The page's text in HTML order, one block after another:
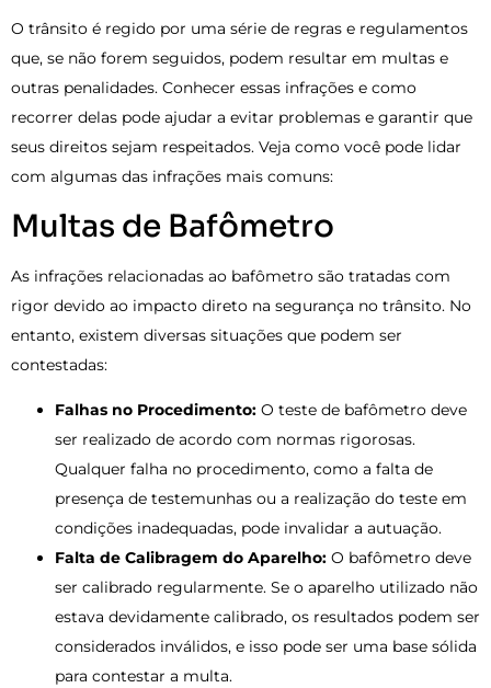
O trânsito é regido por uma série de regras e regulamentos
que, se não forem seguidos, podem resultar em multas e
outras penalidades. Conhecer essas infrações e como
recorrer delas pode ajudar a evitar problemas e garantir que
seus direitos sejam respeitados. Veja como você pode lidar
com algumas das infrações mais comuns:
Multas de Bafômetro
As infrações relacionadas ao bafômetro são tratadas com
rigor devido ao impacto direto na segurança no trânsito. No
entanto, existem diversas situações que podem ser
contestadas:
Falhas no Procedimento: O teste de bafômetro deve
ser realizado de acordo com normas rigorosas.
Qualquer falha no procedimento, como a falta de
presença de testemunhas ou a realização do teste em
condições inadequadas, pode invalidar a autuação.
Falta de Calibragem do Aparelho: O bafômetro deve
ser calibrado regularmente. Se o aparelho utilizado não
estava devidamente calibrado, os resultados podem ser
considerados inválidos, e isso pode ser uma base sólida
para contestar a multa.